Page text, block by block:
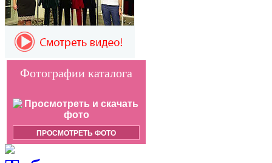
Фотографии каталога
ПРОСМОТРЕТЬ ФОТО